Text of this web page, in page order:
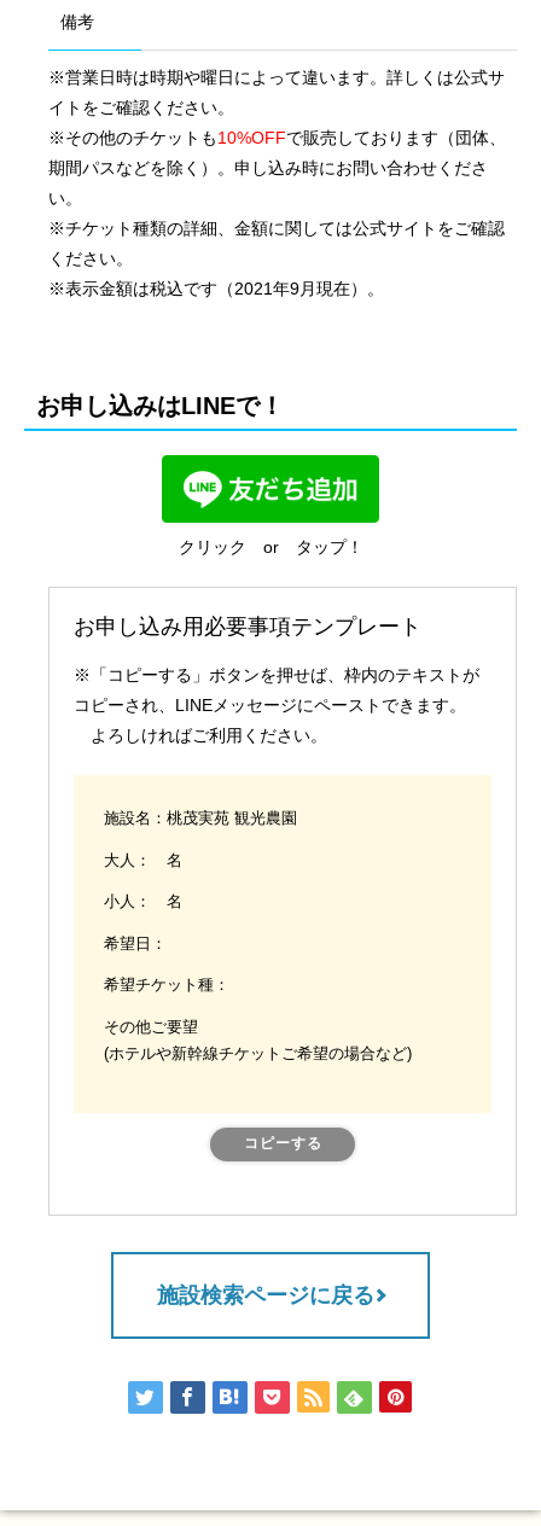
国際業務
備考
※営業日時は時期や曜日によって違います。詳しくは公式サ
イトをご確認ください。
※その他のチケットも10%OFFで販売しております（団体、
期間パスなどを除く）。申し込み時にお問い合わせくださ
い。
※チケット種類の詳細、金額に関しては公式サイトをご確認
ください。
※表示金額は税込です（2021年9月現在）。
お申し込みはLINEで！
クリック or タップ！
お申し込み用必要事項テンプレート
※「コピーする」ボタンを押せば、枠内のテキストが
コピーされ、LINEメッセージにペーストできます。
よろしければご利用ください。
施設名：桃茂実苑 観光農園
大人： 名
小人： 名
希望日：
希望チケット種：
その他ご要望
(ホテルや新幹線チケットご希望の場合など)
コピーする
施設検索ページに戻る